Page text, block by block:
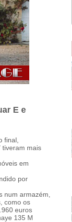
E e
final,
tiveram mais
em
por
num armazém,
como os
euros
135 M